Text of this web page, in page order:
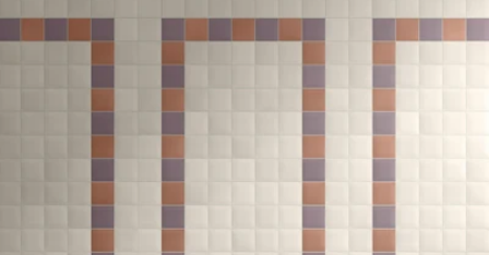
informations
sur